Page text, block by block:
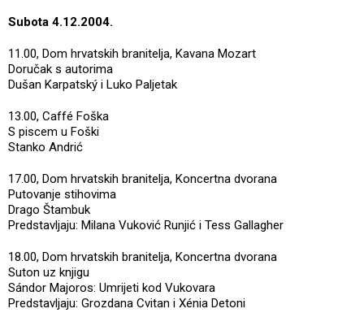
Subota 4.12.2004.
11.00, Dom hrvatskih branitelja, Kavana Mozart
Doručak s autorima
Dušan Karpatský i Luko Paljetak
13.00, Caffé Foška
S piscem u Foški
Stanko Andrić
17.00, Dom hrvatskih branitelja, Koncertna dvorana
Putovanje stihovima
Drago Štambuk
Predstavljaju: Milana Vuković Runjić i Tess Gallagher
18.00, Dom hrvatskih branitelja, Koncertna dvorana
Suton uz knjigu
Sándor Majoros: Umrijeti kod Vukovara
Predstavljaju: Grozdana Cvitan i Xénia Detoni